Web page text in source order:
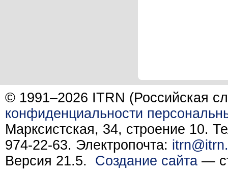
© 1991–2026 ITRN (Российская
конфиденциальности
Марксистская, 34, строение 10.
974-22-63. Электропочта:
Версия 21.5. Создание сайта —